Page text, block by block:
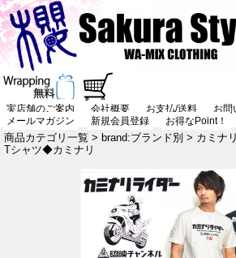
実店舗のご案内 会社概要 お支払/送料
お問
メールマガジン
新規会員登録 お得なPoint！
商品カテゴリ一覧 > brand:ブランド別 > カミナリ
Tシャツ◆カミナリ